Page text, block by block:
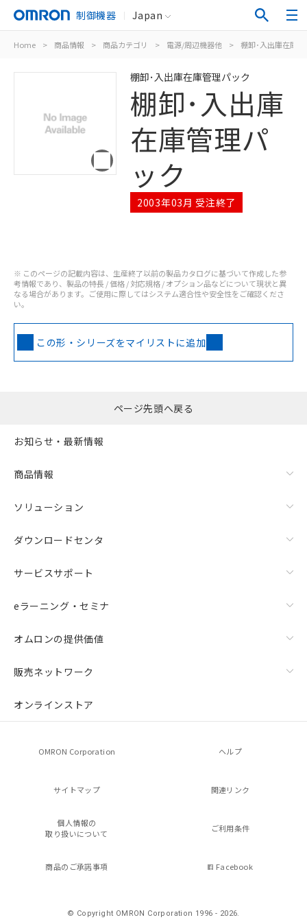
制御機器 Japan
Home > 商品情報 > 商品カテゴリ > 電源/周辺機器他 > 棚卸･入出庫在庫
棚卸･入出庫在庫管理パック
棚卸･入出庫
在庫管理パ
ック
2003年03月 受注終了
※ このページの記載内容は、生産終了以前の製品カタログに基づいて作成した参
考情報であり、製品の特長 / 価格 / 対応規格 / オプション品などについて現状と異
なる場合があります。ご使用に際してはシステム適合性や安全性をご確認くださ
い。
この形・シリーズをマイリストに追加
ページ先頭へ戻る
お知らせ・最新情報
商品情報
ソリューション
ダウンロードセンタ
サービスサポート
eラーニング・セミナ
オムロンの提供価値
販売ネットワーク
オンラインストア
OMRON Corporation ヘルプ
サイトマップ 関連リンク
個人情報の
取り扱いについて
ご利用条件
商品のご承諾事項 Facebook
© Copyright OMRON Corporation 1996 - 2026.